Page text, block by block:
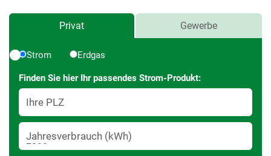
Preisrechner
Privat Preisrechner
Gewerbe
Strom Erdgas
Finden Sie hier Ihr passendes Strom-Produkt:
Ihre PLZ
Jahresverbrauch (kWh)